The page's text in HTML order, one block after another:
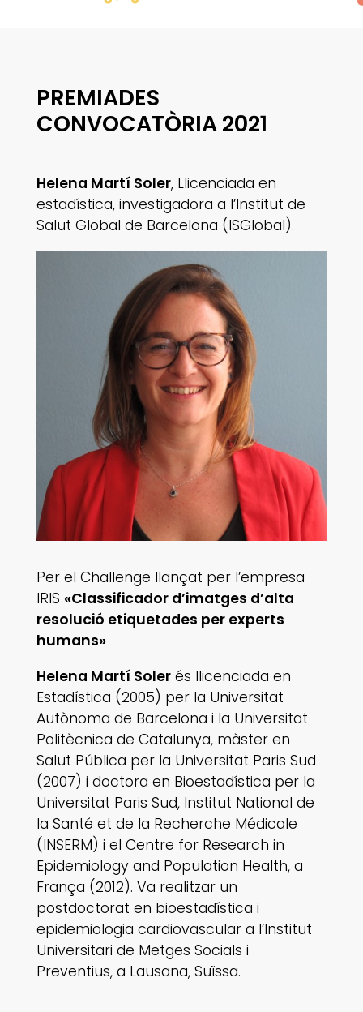
PREMIADES
CONVOCATÒRIA 2021
Helena Martí Soler, Llicenciada en
estadística, investigadora a l’Institut de
Salut Global de Barcelona (ISGlobal).
Per el Challenge llançat per l’empresa
IRIS «Classificador d’imatges d’alta
resolució etiquetades per experts
humans»
Helena Martí Solerés llicenciada en
Estadística (2005) per la Universitat
Autònoma de Barcelona i la Universitat
Politècnica de Catalunya, màster en
Salut Pública per la Universitat Paris Sud
(2007) i doctora en Bioestadística per la
Universitat Paris Sud, Institut National de
la Santé et de la Recherche Médicale
(INSERM) i el Centre for Research in
Epidemiology and Population Health, a
França (2012). Va realitzar un
postdoctorat en bioestadística i
epidemiologia cardiovascular a l’Institut
Universitari de Metges Socials i
Preventius, a Lausana, Suïssa.